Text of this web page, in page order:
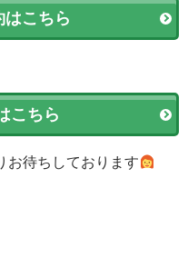
こちら
こちら
お待ちしております